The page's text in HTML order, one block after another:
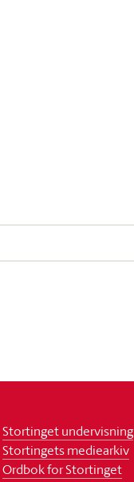
Stortinget undervisning
Stortingets mediearkiv
Ordbok for Stortinget